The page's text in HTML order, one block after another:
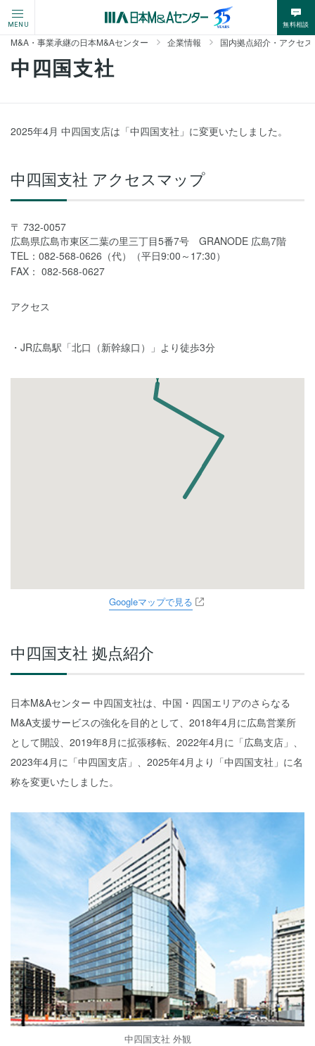
MENU 無料相談
M&A・事業承継の日本M&Aセンター 企業情報 国内拠点紹介・アクセス
中四国支社
2025年4月 中四国支店は「中四国支社」に変更いたしました。
中四国支社 アクセスマップ
732-0057
広島県広島市東区二葉の里三丁目5番7号 GRANODE 広島7階
TEL： 082-568-0626（代）
（平日9:00～17:30）
FAX： 082-568-0627
アクセス
JR広島駅「北口（新幹線口）」より徒歩3分
Googleマップで見る
中四国支社 拠点紹介
日本M&Aセンター 中四国支社は、中国・四国エリアのさらなる
M&A支援サービスの強化を目的として、2018年4月に広島営業所
として開設、2019年8月に拡張移転、2022年4月に「広島支店」、
2023年4月に「中四国支店」、2025年4月より「中四国支社」に名
称を変更いたしました。
中四国支社 外観